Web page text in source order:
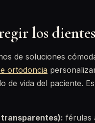
los
de soluciones
ortodoncia
de vida del paciente.
férulas